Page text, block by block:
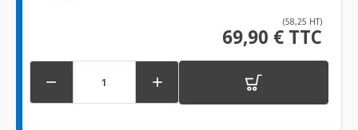
(58,25 HT)
69,90 € TTC
 